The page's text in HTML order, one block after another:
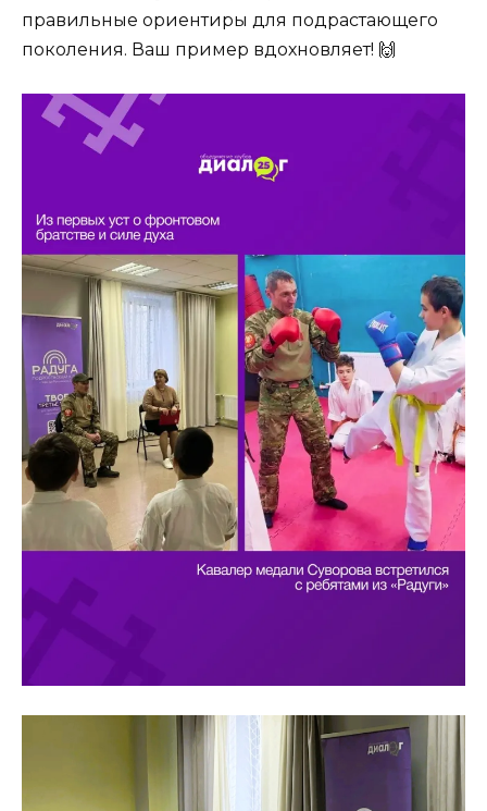
правильные ориентиры для подрастающего
поколения. Ваш пример вдохновляет! 🙌